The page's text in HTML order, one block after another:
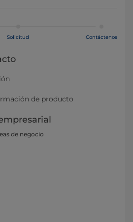
Solicitud Contáctenos
de producto
de negocio